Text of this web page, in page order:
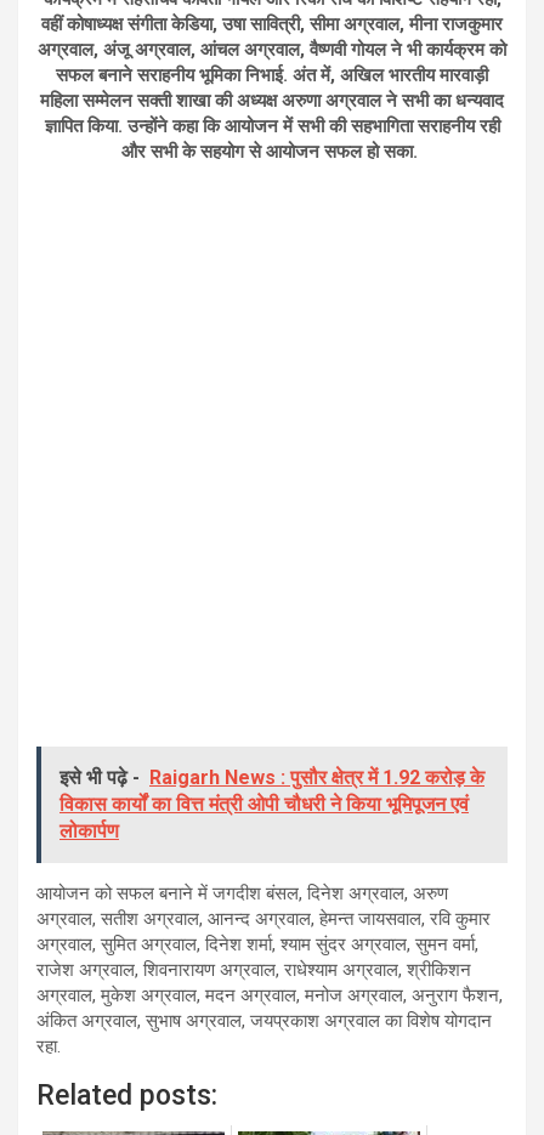
वहीं कोषाध्यक्ष संगीता केडिया, उषा सावित्री, सीमा अग्रवाल, मीना राजकुमार
अग्रवाल, अंजू अग्रवाल, आंचल अग्रवाल, वैष्णवी गोयल ने भी कार्यक्रम को
सफल बनाने सराहनीय भूमिका निभाई. अंत में, अखिल भारतीय मारवाड़ी
महिला सम्मेलन सक्ती शाखा की अध्यक्ष अरुणा अग्रवाल ने सभी का धन्यवाद
ज्ञापित किया. उन्होंने कहा कि आयोजन में सभी की सहभागिता सराहनीय रही
और सभी के सहयोग से आयोजन सफल हो सका.
इसे भी पढ़े -
Raigarh News : पुसौर क्षेत्र में 1.92 करोड़ के
विकास कार्यों का वित्त मंत्री ओपी चौधरी ने किया भूमिपूजन एवं
लोकार्पण
आयोजन को सफल बनाने में जगदीश बंसल, दिनेश अग्रवाल, अरुण
अग्रवाल, सतीश अग्रवाल, आनन्द अग्रवाल, हेमन्त जायसवाल, रवि कुमार
अग्रवाल, सुमित अग्रवाल, दिनेश शर्मा, श्याम सुंदर अग्रवाल, सुमन वर्मा,
राजेश अग्रवाल, शिवनारायण अग्रवाल, राधेश्याम अग्रवाल, श्रीकिशन
अग्रवाल, मुकेश अग्रवाल, मदन अग्रवाल, मनोज अग्रवाल, अनुराग फैशन,
अंकित अग्रवाल, सुभाष अग्रवाल, जयप्रकाश अग्रवाल का विशेष योगदान
रहा.
Related posts: